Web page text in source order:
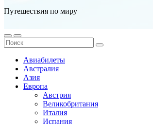
Путешествия по миру
Авиабилеты
Австралия
Азия
Европа
Австрия
Великобритания
Италия
Испания